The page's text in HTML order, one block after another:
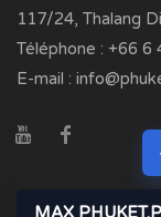
117/24, Thalang
Téléphone : +66 6
E-mail :
MAX